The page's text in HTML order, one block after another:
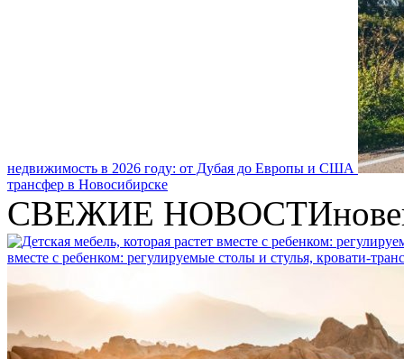
недвижимость в 2026 году: от Дубая до Европы и США
трансфер в Новосибирске
СВЕЖИЕ НОВОСТИ
вместе с ребенком: регулируемые столы и стулья, кровати-